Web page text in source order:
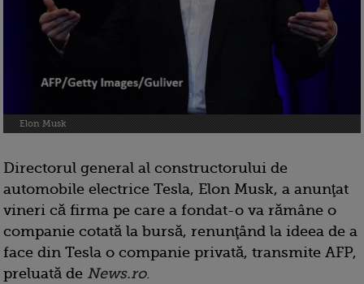
Elon Musk
Directorul general al constructorului de
automobile electrice Tesla, Elon Musk, a anunţat
vineri că firma pe care a fondat-o va rămâne o
companie cotată la bursă, renunţând la ideea de a
face din Tesla o companie privată, transmite AFP,
preluată de News.ro.